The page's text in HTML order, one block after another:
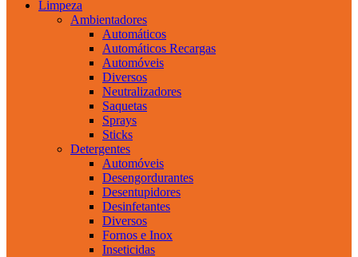
Limpeza
Ambientadores
Automáticos
Automáticos Recargas
Automóveis
Diversos
Neutralizadores
Saquetas
Sprays
Sticks
Detergentes
Automóveis
Desengordurantes
Desentupidores
Desinfetantes
Diversos
Fornos e Inox
Inseticidas